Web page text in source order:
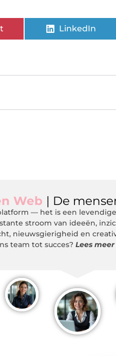
LinkedIn
Web | De
— het is een
stroom van ideeën,
nieuwsgierigheid en
team tot succes? Lees